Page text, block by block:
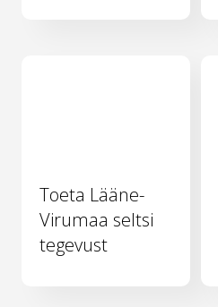
Toeta Lääne-
Virumaa seltsi
tegevust